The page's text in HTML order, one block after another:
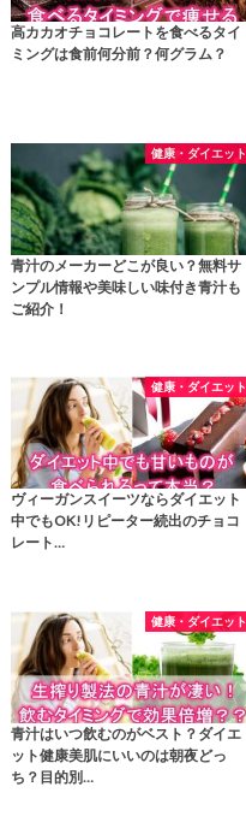
高カカオチョコレートを食べるタイ
ミングは食前何分前？何グラム？
健康・ダイエット
青汁のメーカーどこが良い？無料サ
ンプル情報や美味しい味付き青汁も
ご紹介！
健康・ダイエット
ヴィーガンスイーツならダイエット
中でもOK!リピーター続出のチョコ
レート…
健康・ダイエット
青汁はいつ飲むのがベスト？ダイエ
ット健康美肌にいいのは朝夜どっ
ち？目的別…